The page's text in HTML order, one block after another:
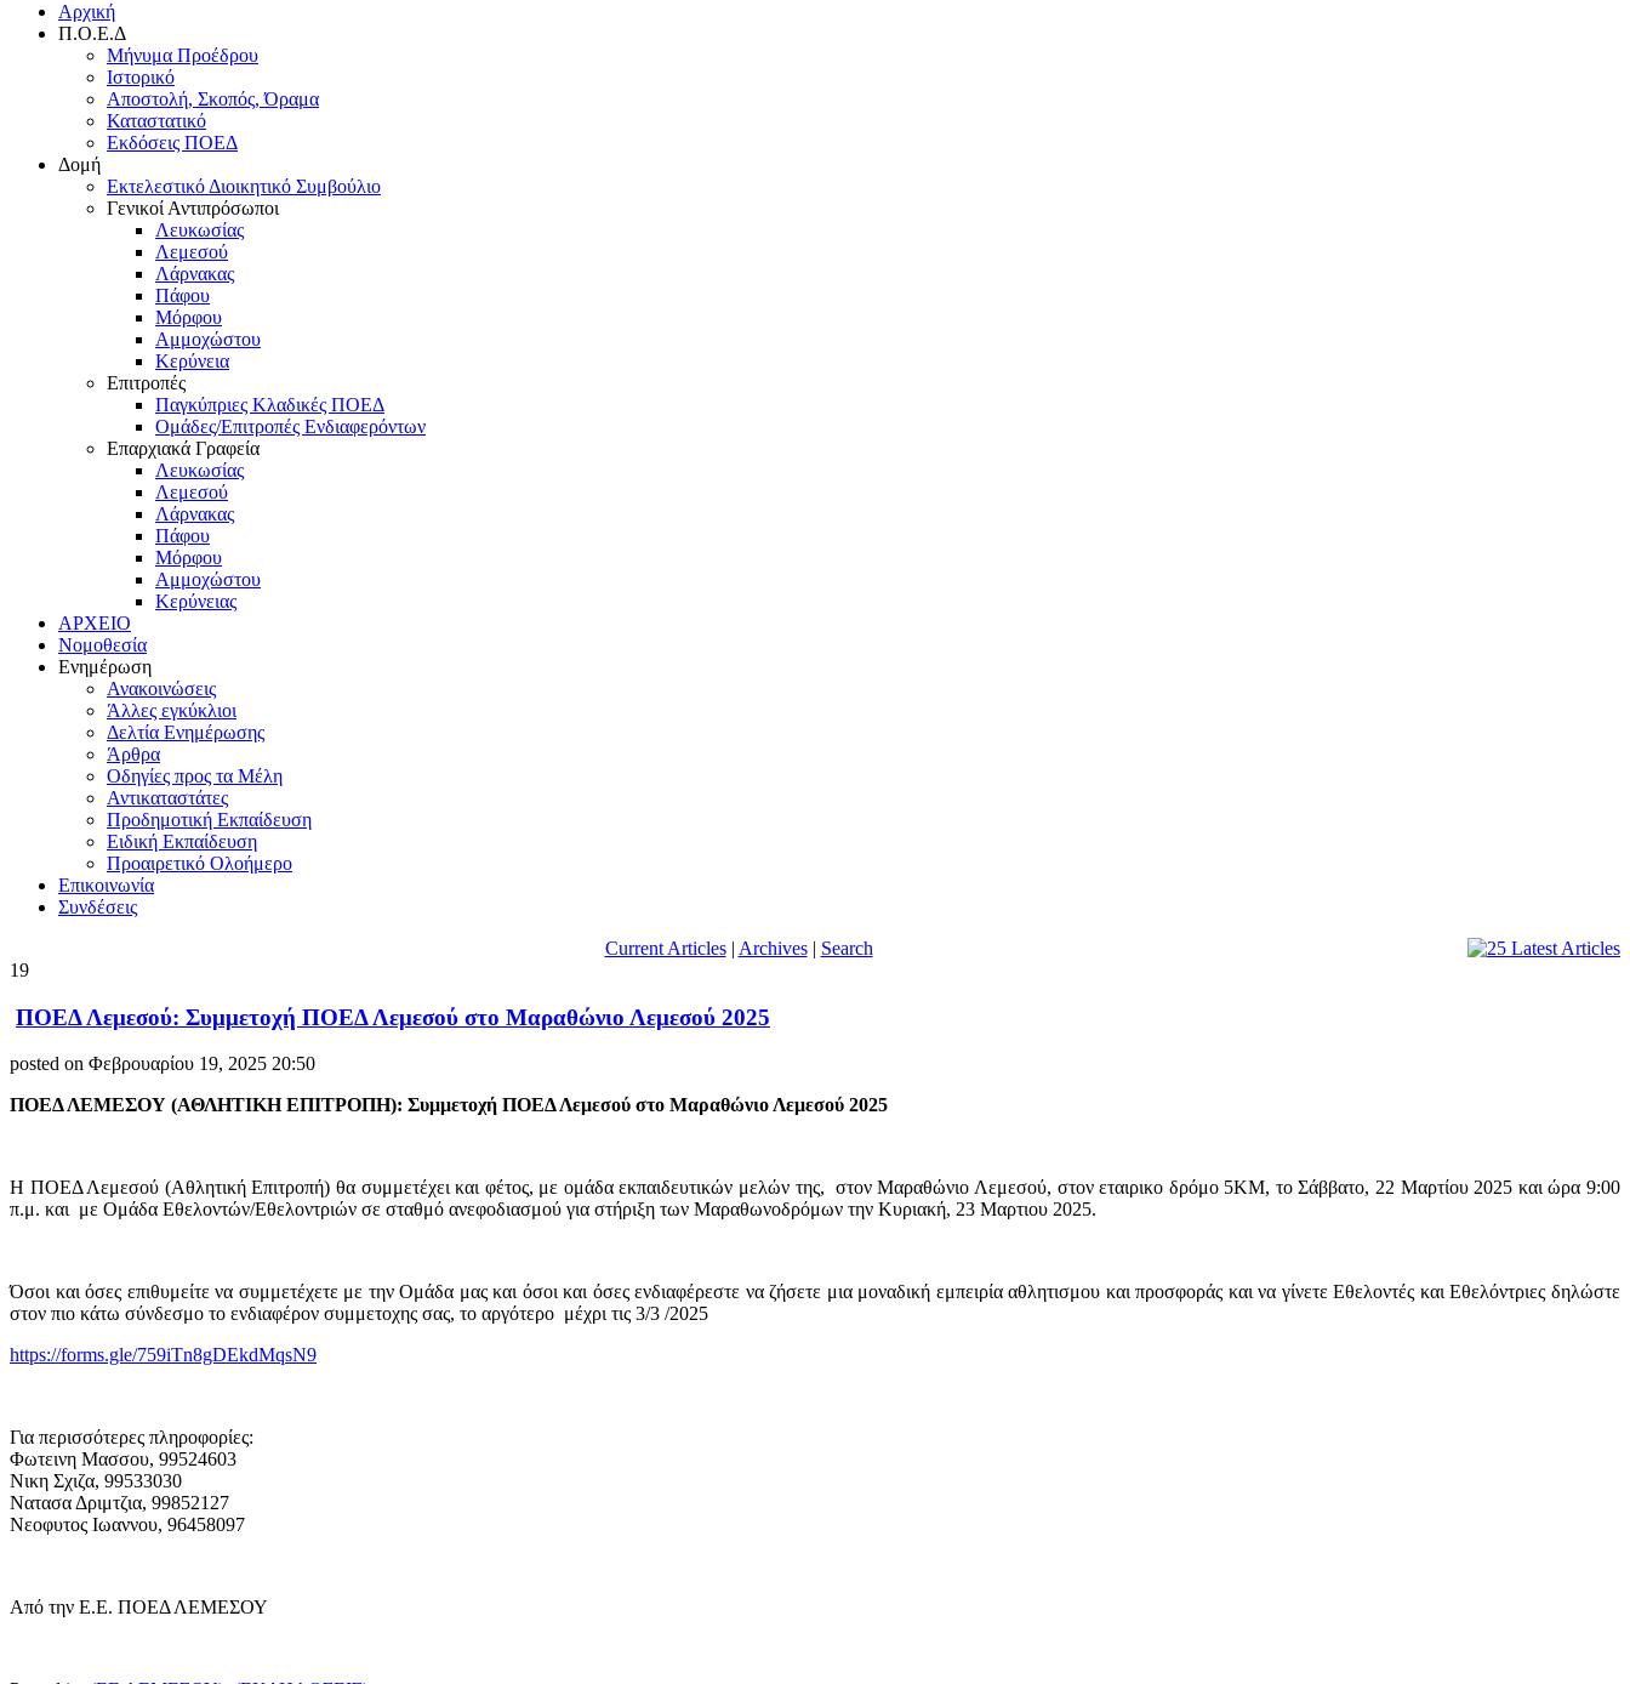
Αρχική
Π.Ο.Ε.Δ
Μήνυμα Προέδρου
Ιστορικό
Αποστολή, Σκοπός, Όραμα
Καταστατικό
Εκδόσεις ΠΟΕΔ
Δομή
Εκτελεστικό Διοικητικό Συμβούλιο
Γενικοί Αντιπρόσωποι
Λευκωσίας
Λεμεσού
Λάρνακας
Πάφου
Μόρφου
Αμμοχώστου
Κερύνεια
Επιτροπές
Παγκύπριες Κλαδικές ΠΟΕΔ
Ομάδες/Επιτροπές Ενδιαφερόντων
Επαρχιακά Γραφεία
Λευκωσίας
Λεμεσού
Λάρνακας
Πάφου
Μόρφου
Αμμοχώστου
Κερύνειας
ΑΡΧΕΙΟ
Νομοθεσία
Ενημέρωση
Ανακοινώσεις
Άλλες εγκύκλιοι
Δελτία Ενημέρωσης
Άρθρα
Οδηγίες προς τα Μέλη
Αντικαταστάτες
Προδημοτική Εκπαίδευση
Ειδική Εκπαίδευση
Προαιρετικό Ολοήμερο
Επικοινωνία
Συνδέσεις
Current Articles| Archives| Search
19
ΠΟΕΔ Λεμεσού: Συμμετοχή ΠΟΕΔ Λεμεσού στο Μαραθώνιο Λεμεσού 2025
posted on Φεβρουαρίου 19, 2025 20:50
ΠΟΕΔ ΛΕΜΕΣΟΥ (ΑΘΛΗΤΙΚΗ ΕΠΙΤΡΟΠΗ): Συμμετοχή ΠΟΕΔ Λεμεσού στο Μαραθώνιο Λεμεσού 2025
Η ΠΟΕΔ Λεμεσού (Αθλητική Επιτροπή) θα συμμετέχει και φέτος, με ομάδα εκπαιδευτικών μελών της, στον Μαραθώνιο Λεμεσού, στον εταιρικο δρόμο 5KM, το Σάββατο, 22 Μαρτίου 2025 και ώρα 9:00
π.μ. και με Ομάδα Εθελοντών/Εθελοντριών σε σταθμό ανεφοδιασμού για στήριξη των Μαραθωνοδρόμων την Κυριακή, 23 Μαρτιου 2025.
Όσοι και όσες επιθυμείτε να συμμετέχετε με την Ομάδα μας και όσοι και όσες ενδιαφέρεστε να ζήσετε μια μοναδική εμπειρία αθλητισμου και προσφοράς και να γίνετε Εθελοντές και Εθελόντριες δηλώστε
στον πιο κάτω σύνδεσμο το ενδιαφέρον συμμετοχης σας, το αργότερο μέχρι τις 3/3 /2025
https://forms.gle/759iTn8gDEkdMqsN9
Για περισσότερες πληροφορίες:
Φωτεινη Μασσου, 99524603
Νικη Σχιζα, 99533030
Νατασα Δριμτζια, 99852127
Νεοφυτος Ιωαννου, 96458097
Από την Ε.Ε. ΠΟΕΔ ΛΕΜΕΣΟΥ